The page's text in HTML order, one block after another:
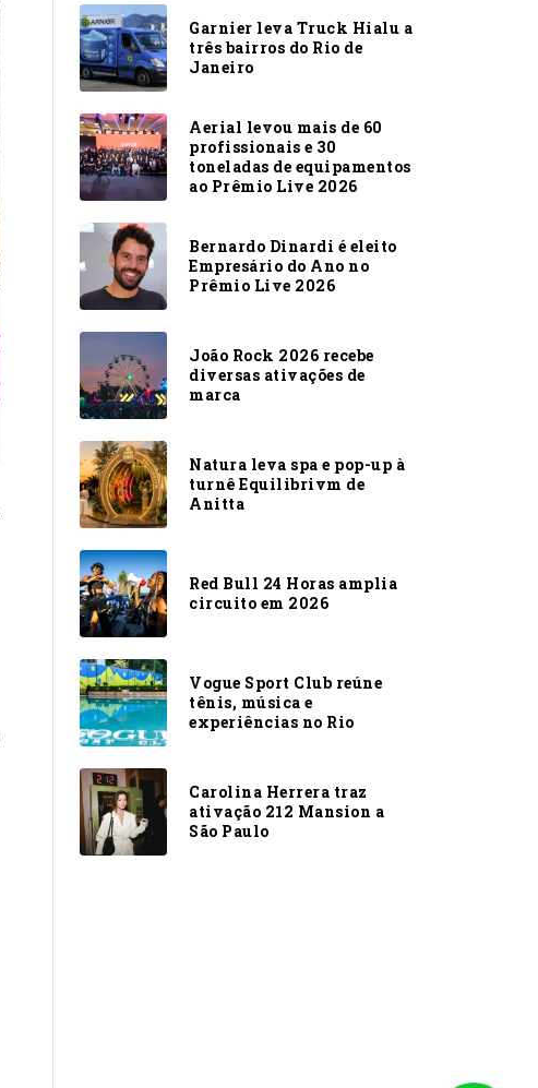
Garnier leva Truck Hialu a
três bairros do Rio de
Janeiro
Aerial levou mais de 60
profissionais e 30
toneladas de equipamentos
ao Prêmio Live 2026
Bernardo Dinardi é eleito
Empresário do Ano no
Prêmio Live 2026
João Rock 2026 recebe
diversas ativações de
marca
Natura leva spa e pop-up à
turnê Equilibrivm de
Anitta
Red Bull 24 Horas amplia
circuito em 2026
Vogue Sport Club reúne
tênis, música e
experiências no Rio
Carolina Herrera traz
ativação 212 Mansion a
São Paulo